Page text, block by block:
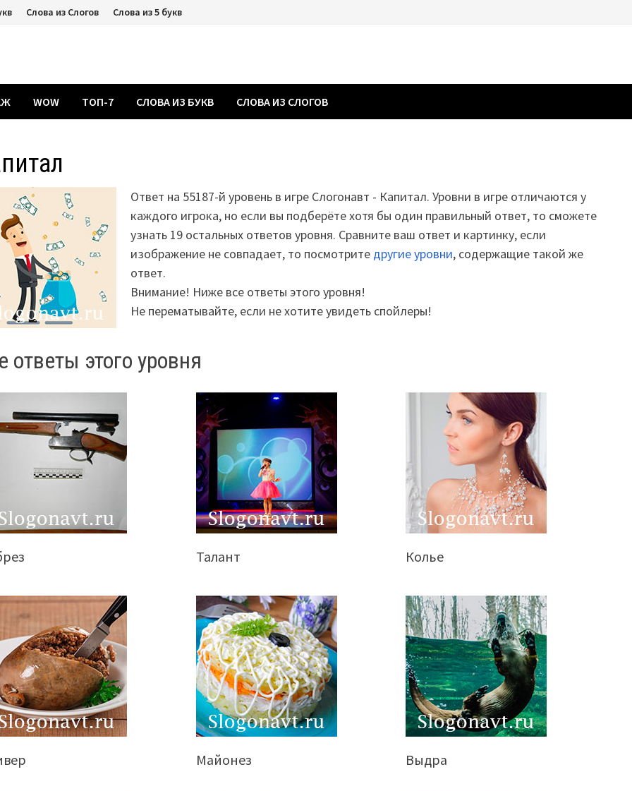
Слова из Слогов Слова из 5 букв
WOW ТОП-7 СЛОВА ИЗ БУКВ СЛОВА ИЗ СЛОГОВ
Ответ на 55187-й уровень в игре Слогонавт - Капитал. Уровни в игре отличаются у
каждого игрока, но если вы подберёте хотя бы один правильный ответ, то сможете
узнать 19 остальных ответов уровня. Сравните ваш ответ и картинку, если
изображение не совпадает, то посмотрите другие уровни, содержащие такой же
ответ.
Внимание! Ниже все ответы этого уровня!
Не перематывайте, если не хотите увидеть спойлеры!
ответы этого уровня
Талант Колье
Майонез Выдра